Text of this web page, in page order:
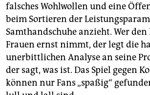
falsches Wohlwollen und eine
beim Sortieren der
Samthandschuhe anzieht. Wer
Frauen ernst nimmt, der legt die
unerbittlichen Analyse an seine
der sagt, was ist. Das Spiel gegen
können nur Fans „spaßig“